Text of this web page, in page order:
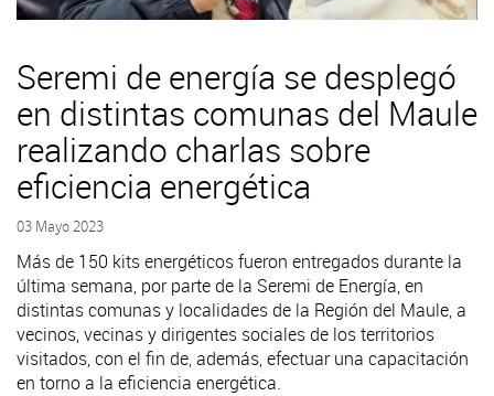
Seremi de energía se desplegó
en distintas comunas del Maule
realizando charlas sobre
eficiencia energética
03 Mayo 2023
Más de 150 kits energéticos fueron entregados durante la
última semana, por parte de la Seremi de Energía, en
distintas comunas y localidades de la Región del Maule, a
vecinos, vecinas y dirigentes sociales de los territorios
visitados, con el fin de, además, efectuar una capacitación
en torno a la eficiencia energética.